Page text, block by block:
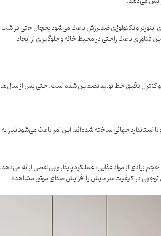
و تکنولوژی ضدلرزش باعث می‌شود یخچال حتی در شب
فناوری باعث راحتی در محیط خانه و جلوگیری از ایجاد
و کنترل دقیق خط تولید تضمین شده است. حتی پس از سال‌ها
جهانی ساخته شده‌اند. این امر باعث می‌شود نیاز به
زیادی از مواد غذایی، عملکرد پایدار و بی‌نقصی ارائه می‌دهد.
در کیفیت سرمایش یا افزایش صدای موتور مشاهده